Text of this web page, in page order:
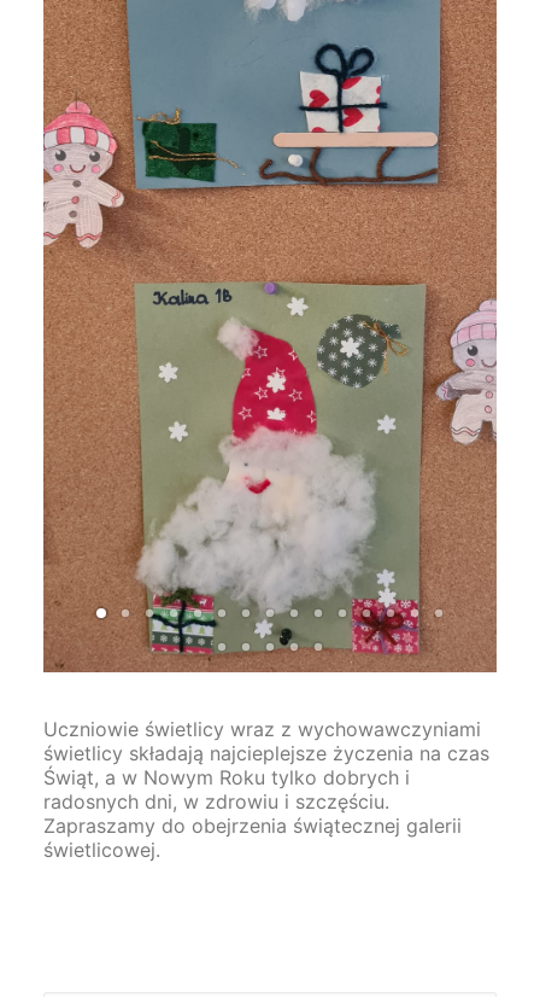
Uczniowie świetlicy wraz z wychowawczyniami
świetlicy składają najcieplejsze życzenia na czas
Świąt, a w Nowym Roku tylko dobrych i
radosnych dni, w zdrowiu i szczęściu.
Zapraszamy do obejrzenia świątecznej galerii
świetlicowej.